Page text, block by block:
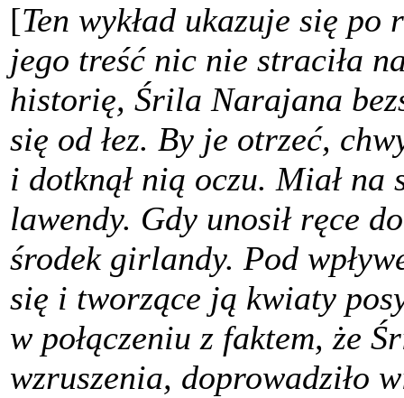
[Ten wykład ukazuje się po
jego treść nic nie straciła
historię, Śrila Narajana
się od łez. By je otrzeć,
i dotknął nią oczu. Miał
lawendy. Gdy unosił ręce
środek girlandy. Pod
się i tworzące ją kwiaty
w połączeniu z faktem, że
wzruszenia, doprowadziło